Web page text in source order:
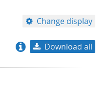
Change display
Download all